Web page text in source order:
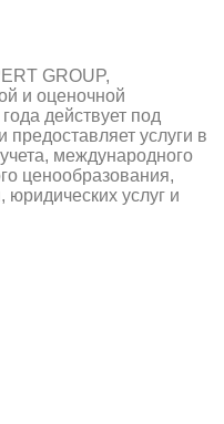
GROUP,
и оценочной
действует под
услуги в
международного
ценообразования,
юридических услуг и